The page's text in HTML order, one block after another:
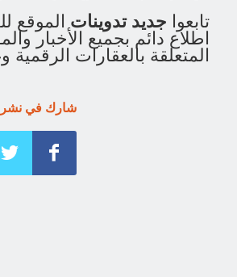
تابعوا جديد تدوينات الموقع
اطلاع دائم بجميع الأخبار
المتعلقة بالعقارات
شارك في نشر